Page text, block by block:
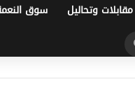
مقابلات وتحاليل سوق
بحث